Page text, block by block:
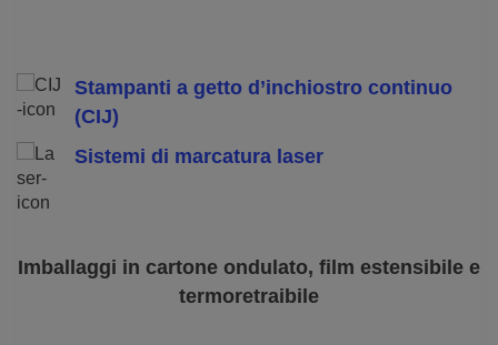
Stampanti a getto d’inchiostro continuo
(CIJ)
Sistemi di marcatura laser
Imballaggi in cartone ondulato, film estensibile e
termoretraibile